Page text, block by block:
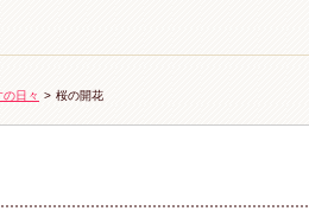
日々 > 桜の開花